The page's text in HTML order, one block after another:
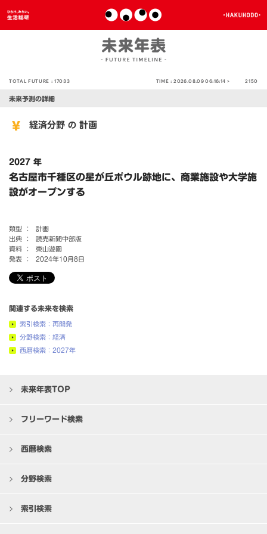
TOTAL FUTURE :17033 TIME :2026.08.09 06:16:14 > 2150
未来予測の詳細
経済分野 の 計画
2027 年
名古屋市千種区の星が丘ボウル跡地に、商業施設や大学施
設がオープンする
類型 ：
計画
出典 ：
読売新聞中部版
資料 ：
東山遊園
発表 ：
2024年10月8日
関連する未来を検索
索引検索：再開発
分野検索：経済
西暦検索：2027年
未来年表TOP
フリーワード検索
西暦検索
分野検索
索引検索